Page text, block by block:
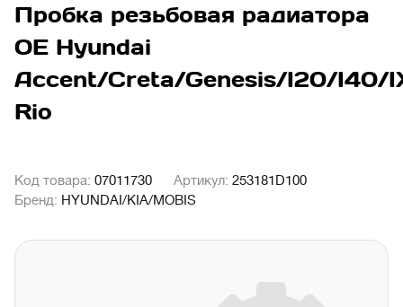
Пробка резьбовая радиатора
OE Hyundai
Accent/Creta/Genesis/I20/I40/
Rio
Код товара: 07011730 Артикул: 253181D100
Бренд: HYUNDAI/KIA/MOBIS